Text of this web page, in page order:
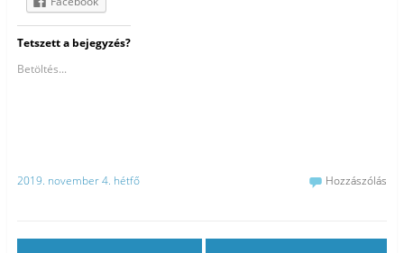
Tetszett a bejegyzés?
Betöltés...
2019. november 4. hétfő Hozzászólás